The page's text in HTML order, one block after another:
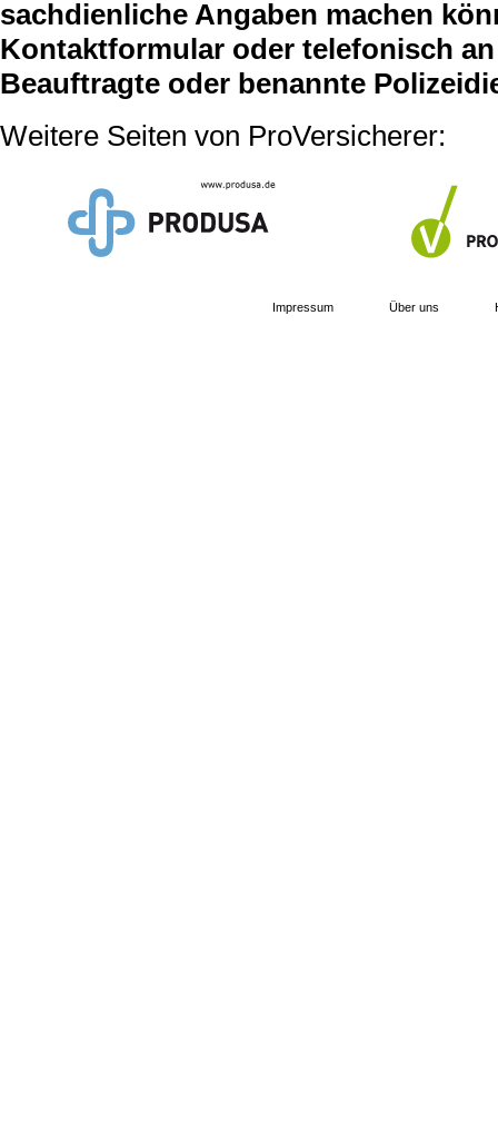
sachdienliche Angaben machen
Kontaktformular oder telefonisch
Beauftragte oder benannte
Weitere Seiten von ProVersicherer:
Impressum Über uns